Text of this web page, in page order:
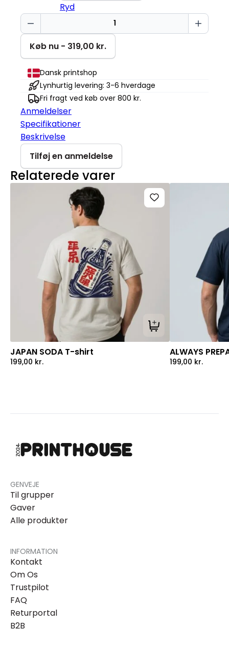
Ryd
Ikke
mit
problem
Changer
2.0
antal
Køb nu - 319,00 kr.
Dansk printshop
Lynhurtig levering: 3-6 hverdage
Fri fragt ved køb over 800 kr.
Anmeldelser
Specifikationer
Beskrivelse
Tilføj en anmeldelse
Relaterede varer
Tilføj til kurv
JAPAN SODA T-shirt
199,00 kr.
ALWAYS
199,00 kr.
GENVEJE
Til grupper
Gaver
Alle produkter
INFORMATION
Kontakt
Om Os
Trustpilot
FAQ
Returportal
B2B